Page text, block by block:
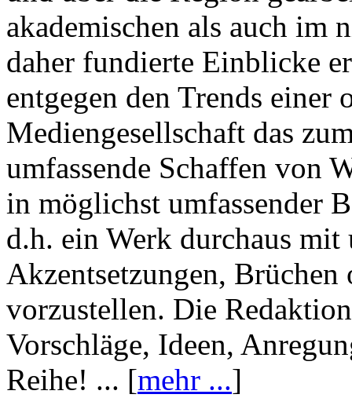
akademischen als auch im
daher fundierte Einblicke
entgegen den Trends einer
Mediengesellschaft das
umfassende Schaffen von
in möglichst umfassender
d.h. ein Werk durchaus mit
Akzentsetzungen, Brüchen
vorzustellen. Die
Vorschläge, Ideen,
Reihe! ... [mehr ...]